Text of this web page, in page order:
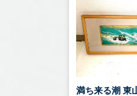
満ち来る潮 東